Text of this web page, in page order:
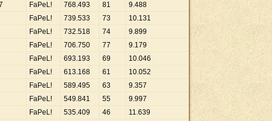
FaPeL! 768.493 81 9.488
FaPeL! 739.533 73 10.131
FaΡeL! 732.518 74 9.899
FaPeL! 706.750 77 9.179
FaPeL! 693.193 69 10.046
FaΡeL! 613.168 61 10.052
FaPeL! 589.495 63 9.357
FaPeL! 549.841 55 9.997
FaΡeL! 535.409 46 11.639